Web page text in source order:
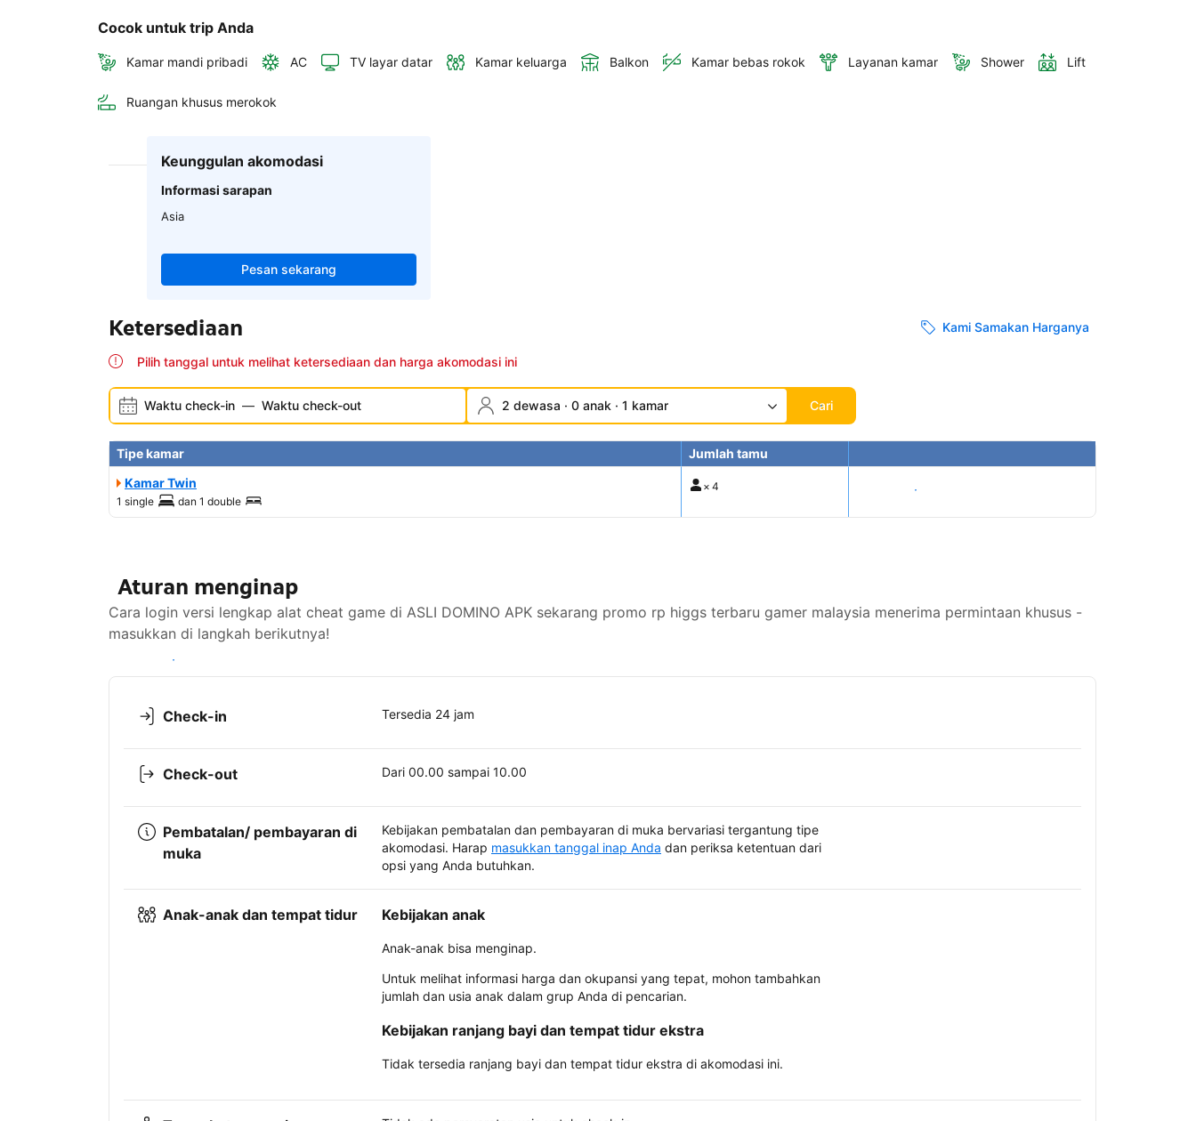
Cocok untuk trip Anda
Kamar mandi pribadi AC TV layar datar Kamar keluarga Balkon Kamar bebas rokok Layanan kamar Shower Lift
Ruangan khusus merokok
Keunggulan akomodasi
Informasi sarapan
Asia
Pesan sekarang
Ketersediaan Kami Samakan Harganya
Pilih tanggal untuk melihat ketersediaan dan harga akomodasi ini
Waktu check-in — Waktu check-out 2 dewasa · 0 anak · 1 kamar Cari
Tipe kamar
Jumlah tamu
Kamar Twin
1 single dan 1 double
× 4 Tampilkan harga
Aturan menginap
Cara login versi lengkap alat cheat game di ASLI DOMINO APK sekarang promo rp higgs terbaru gamer malaysia menerima permintaan khusus -
masukkan di langkah berikutnya!
Lihat ketersediaan
Check-in Tersedia 24 jam
Check-out Dari 00.00 sampai 10.00
Pembatalan/ pembayaran di
muka
Kebijakan pembatalan dan pembayaran di muka bervariasi tergantung tipe
akomodasi. Harap masukkan tanggal inap Anda dan periksa ketentuan dari
opsi yang Anda butuhkan.
Anak-anak dan tempat tidur Kebijakan anak
Anak-anak bisa menginap.
Untuk melihat informasi harga dan okupansi yang tepat, mohon tambahkan
jumlah dan usia anak dalam grup Anda di pencarian.
Kebijakan ranjang bayi dan tempat tidur ekstra
Tidak tersedia ranjang bayi dan tempat tidur ekstra di akomodasi ini.